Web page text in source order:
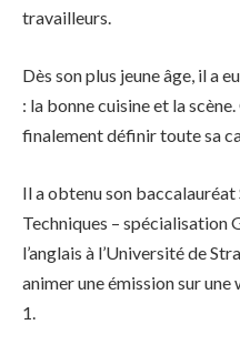
travailleurs.
Dès son plus jeune âge, il a
: la bonne cuisine et la
finalement définir toute sa
Il a obtenu son baccalauréat
Techniques – spécialisation
l’anglais à l’Université de
animer une émission sur
1.